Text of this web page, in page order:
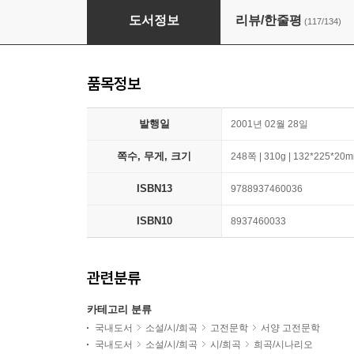
도서정보 리뷰/한줄평 (117/134)
품목정보
발행일 2001년 02월 28일
쪽수, 무게, 크기 248쪽 | 310g |
ISBN13 9788937460036
ISBN10 8937460033
관련분류
카테고리 분류
국내도서 소설/시/희곡 고전문학
서양 고전문학
국내도서
소설/시/희곡 시/희곡 희곡/시나리오